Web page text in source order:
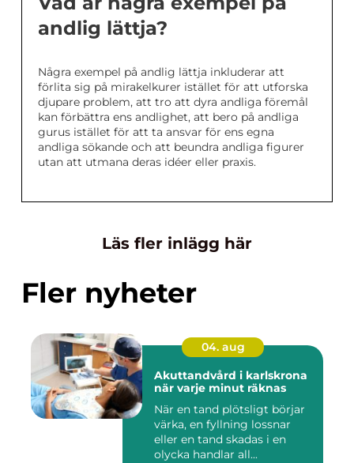
andlig lättja?
Några exempel på andlig lättja inkluderar att
förlita sig på mirakelkurer istället för att utforska
djupare problem, att tro att dyra andliga föremål
kan förbättra ens andlighet, att bero på andliga
gurus istället för att ta ansvar för ens egna
andliga sökande och att beundra andliga figurer
utan att utmana deras idéer eller praxis.
Läs fler inlägg här
Fler nyheter
04. aug
Akuttandvård i karlskrona
när varje minut räknas
När en tand plötsligt börjar
värka, en fyllning lossnar
eller en tand skadas i en
olycka handlar all...